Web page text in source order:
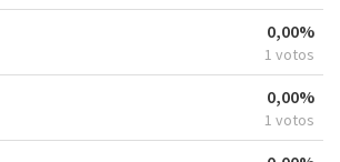
0,00%
1 votos
0,00%
1 votos